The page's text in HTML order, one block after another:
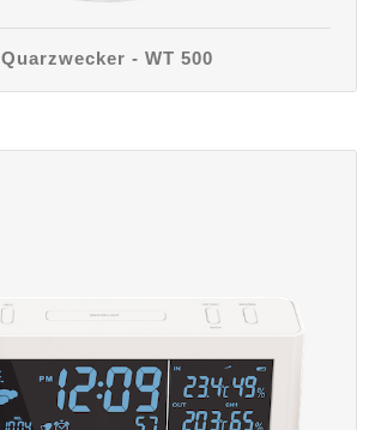
Quarzwecker - WT 500